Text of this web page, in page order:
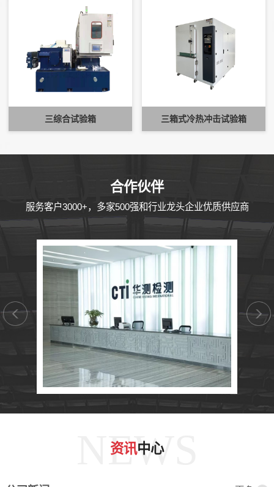
三综合试验箱 三箱式冷热冲击试验箱
合作伙伴
服务客户3000+，多家500强和行业龙头企业优质供应商
NEWS
资讯中心